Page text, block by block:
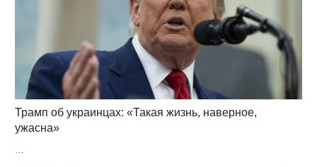
Трамп об украинцах: «Такая жизнь, наверное,
ужасна»